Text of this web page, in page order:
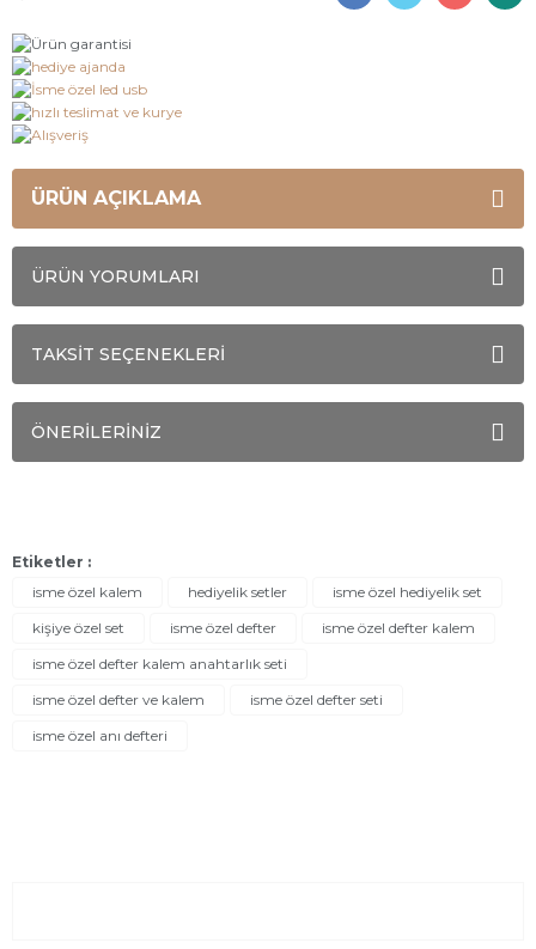
ÜRÜN AÇIKLAMA
ÜRÜN YORUMLARI
TAKSİT SEÇENEKLERİ
ÖNERİLERİNİZ
Etiketler :
isme özel kalem
hediyelik setler
isme özel hediyelik set
kişiye özel set
isme özel defter
isme özel defter kalem
isme özel defter kalem anahtarlık seti
isme özel defter ve kalem
isme özel defter seti
isme özel anı defteri